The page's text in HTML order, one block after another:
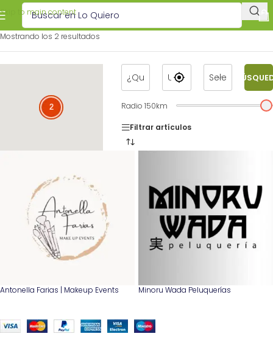
Skip to main content
Mostrando los 2 resultados
2
2 Radio150km
Filtrar artículos
Antonella Farias | Makeup Events Minoru Wada Peluquerías